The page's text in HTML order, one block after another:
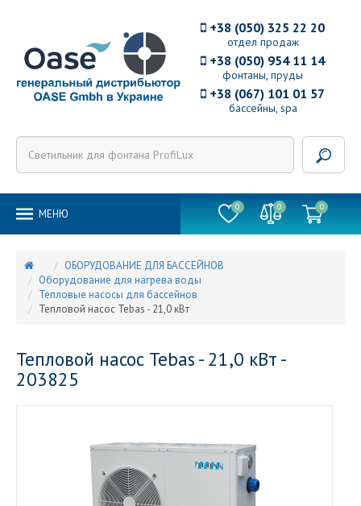
отдел продаж
+38 (050) 325 22 20
фонтаны, пруды
+38 (050) 954 11 14
бассейны, spa
+38 (067) 101 01 57
MEНЮ
0 0 0
ОБОРУДОВАНИЕ ДЛЯ БАССЕЙНОВ
Оборудование для нагрева воды
Тепловые насосы для бассейнов
Тепловой насос Tebas - 21,0 кВт
Тепловой насос Tebas - 21,0 кВт -
203825